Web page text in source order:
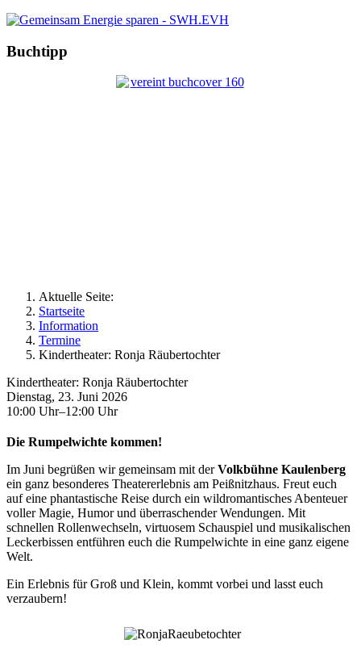
Buchtipp
Aktuelle Seite:
Startseite
Information
Termine
Kindertheater: Ronja Räubertochter
Kindertheater: Ronja Räubertochter
Dienstag, 23. Juni 2026
10:00 Uhr–12:00 Uhr
Die Rumpelwichte kommen!
Im Juni begrüßen wir gemeinsam mit derVolkbühne Kaulenberg
ein ganz besonderes Theatererlebnis am Peißnitzhaus. Freut euch
auf eine phantastische Reise durch ein wildromantisches Abenteuer
voller Magie, Humor und überraschender Wendungen. Mit
schnellen Rollenwechseln, virtuosem Schauspiel und musikalischen
Leckerbissen entführen euch die Rumpelwichte in eine ganz eigene
Welt.
Ein Erlebnis für Groß und Klein, kommt vorbei und lasst euch
verzaubern!